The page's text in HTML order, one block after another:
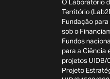
O Laboratório
Território
Fundação para
sob o
Fundos
para a Ciência
projetos UIDB/
Projeto